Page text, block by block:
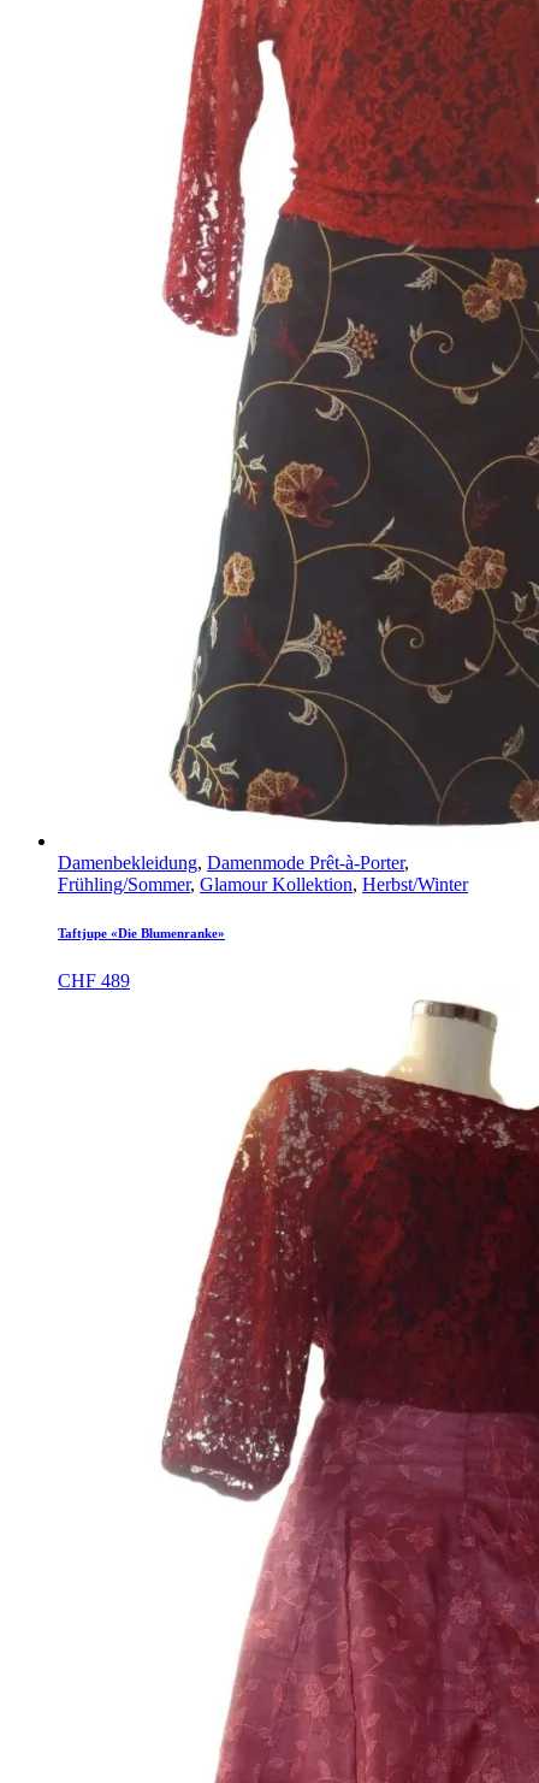
Damenbekleidung, Damenmode Prêt-à-Porter,
Frühling/Sommer, Glamour Kollektion, Herbst/Winter
Taftjupe «Die Blumenranke»
CHF 489